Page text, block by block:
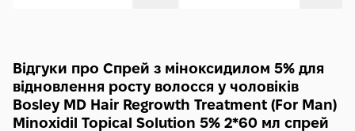
Відгуки про Спрей з міноксидилом 5% для
відновлення росту волосся у чоловіків
Bosley MD Hair Regrowth Treatment (For Man)
Minoxidil Topical Solution 5% 2*60 мл спрей